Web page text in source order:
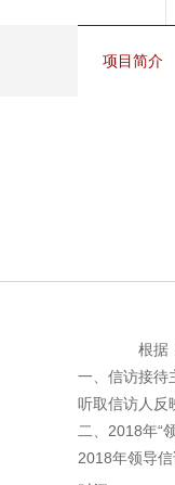
项目简介
根据《
一、信访接待
听取信访人反
二、2018年“
2018年领导